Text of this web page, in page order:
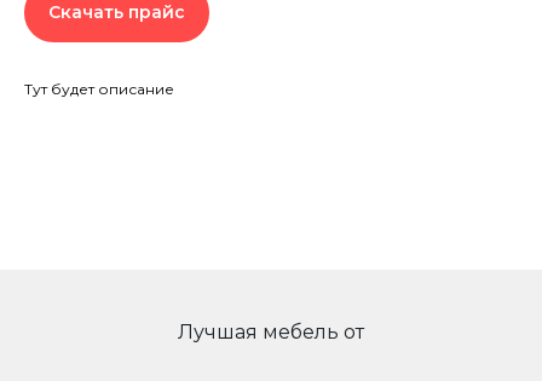
Скачать прайс
Тут будет описание
Лучшая мебель от